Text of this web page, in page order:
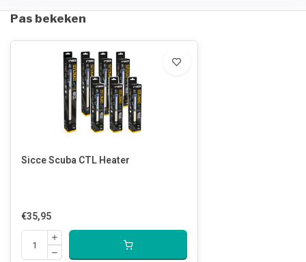
Pas bekeken
Sicce Scuba CTL Heater
€35,95